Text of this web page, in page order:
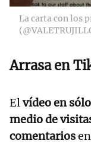
La carta con los
Arrasa en
Elvídeo en
medio de
comentarios